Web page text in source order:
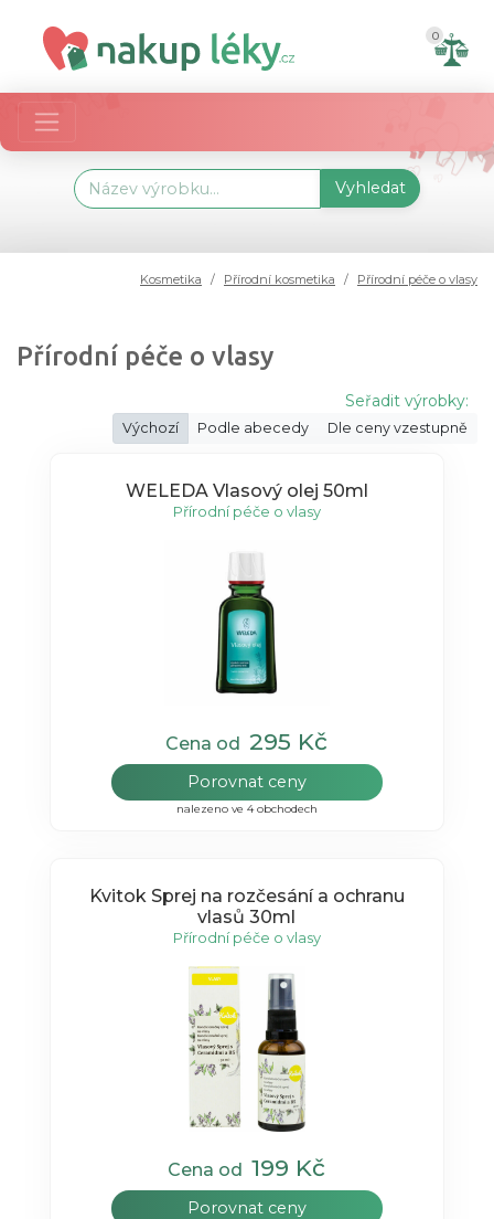
0
Vyhledat
Kosmetika Přírodní kosmetika Přírodní péče o vlasy
Přírodní péče o vlasy
Seřadit výrobky:
Výchozí Podle abecedy Dle ceny vzestupně
WELEDA Vlasový olej 50ml
Přírodní péče o vlasy
Cena od295 Kč
Porovnat ceny
nalezeno ve 4 obchodech
Kvitok Sprej na rozčesání a ochranu
vlasů 30ml
Přírodní péče o vlasy
Cena od199 Kč
Porovnat ceny